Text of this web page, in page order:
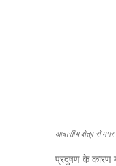
आवासीय क्षेत्र से
प्रदुषण के कारण